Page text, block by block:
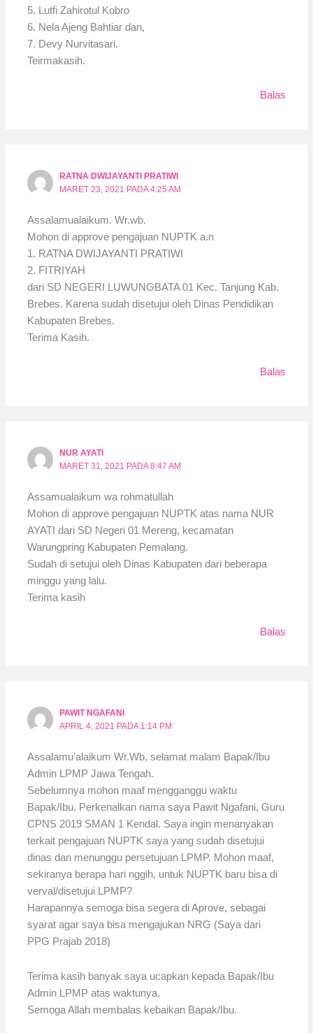
5. Lutfi Zahirotul Kobro
6. Nela Ajeng Bahtiar dan,
7. Devy Nurvitasari.
Teirmakasih.
Balas
RATNA DWIJAYANTI PRATIWI
MARET 23, 2021 PADA 4:25 AM
Assalamualaikum. Wr.wb.
Mohon di approve pengajuan NUPTK a.n
1. RATNA DWIJAYANTI PRATIWI
2. FITRIYAH
dari SD NEGERI LUWUNGBATA 01 Kec. Tanjung Kab.
Brebes. Karena sudah disetujui oleh Dinas Pendidikan
Kabupaten Brebes.
Terima Kasih.
Balas
NUR AYATI
MARET 31, 2021 PADA 8:47 AM
Assamualaikum wa rohmatullah
Mohon di approve pengajuan NUPTK atas nama NUR
AYATI dari SD Negeri 01 Mereng, kecamatan
Warungpring Kabupaten Pemalang.
Sudah di setujui oleh Dinas Kabupaten dari beberapa
minggu yang lalu.
Terima kasih
Balas
PAWIT NGAFANI
APRIL 4, 2021 PADA 1:14 PM
Assalamu’alaikum Wr.Wb, selamat malam Bapak/Ibu
Admin LPMP Jawa Tengah.
Sebelumnya mohon maaf mengganggu waktu
Bapak/Ibu. Perkenalkan nama saya Pawit Ngafani, Guru
CPNS 2019 SMAN 1 Kendal. Saya ingin menanyakan
terkait pengajuan NUPTK saya yang sudah disetujui
dinas dan menunggu persetujuan LPMP. Mohon maaf,
sekiranya berapa hari nggih, untuk NUPTK baru bisa di
verval/disetujui LPMP?
Harapannya semoga bisa segera di Aprove, sebagai
syarat agar saya bisa mengajukan NRG (Saya dari
PPG Prajab 2018)
Terima kasih banyak saya ucapkan kepada Bapak/Ibu
Admin LPMP atas waktunya.
Semoga Allah membalas kebaikan Bapak/Ibu.